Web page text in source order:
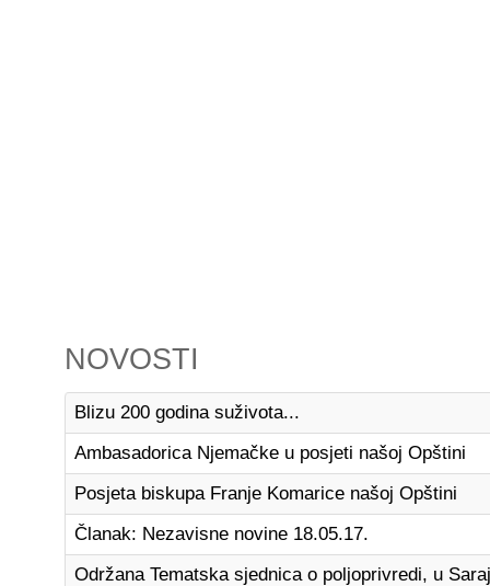
NOVOSTI
Blizu 200 godina suživota...
Ambasadorica Njemačke u posjeti našoj Opštini
Posjeta biskupa Franje Komarice našoj Opštini
Članak: Nezavisne novine 18.05.17.
Održana Tematska sjednica o poljoprivredi, u